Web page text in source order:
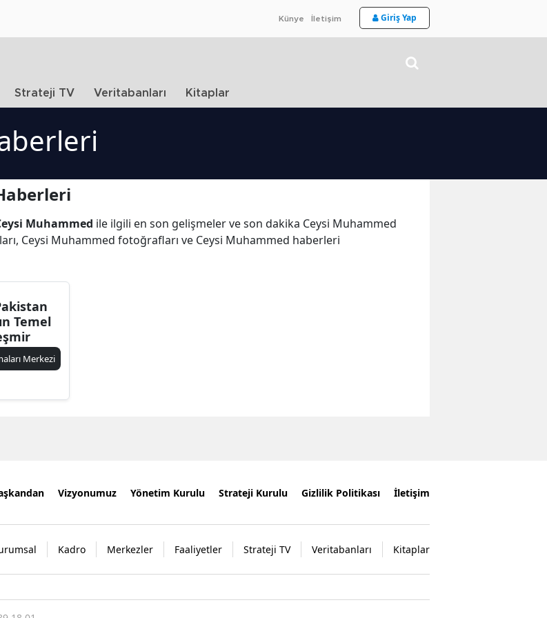
Künye İletişim Giriş Yap
Strateji TV Veritabanları Kitaplar
Muhammed ile ilgili en son gelişmeler ve son dakika Ceysi Muhammed
Ceysi Muhammed fotoğrafları ve Ceysi Muhammed haberleri
Temel
Merkezi
Vizyonumuz Yönetim Kurulu Strateji Kurulu Gizlilik Politikası İletişim
Kadro Merkezler Faaliyetler Strateji TV Veritabanları Kitaplar